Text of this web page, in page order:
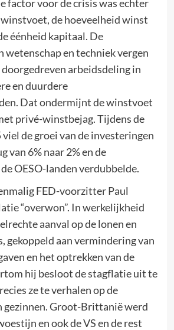
factor voor de crisis was echter
winstvoet, de hoeveelheid winst
éénheid kapitaal. De
wetenschap en techniek vergen
doorgedreven arbeidsdeling in
en duurdere
Dat ondermijnt de winstvoet
privé-winstbejag. Tijdens de
viel de groei van de investeringen
van 6% naar 2% en de
OESO-landen verdubbelde.
FED-voorzitter Paul
“overwon”. In werkelijkheid
aanval op de lonen en
gekoppeld aan vermindering van
en het optrekken van de
hij besloot de stagflatie uit te
ze te verhalen op de
gezinnen. Groot-Brittanië werd
en ook de VS en de rest